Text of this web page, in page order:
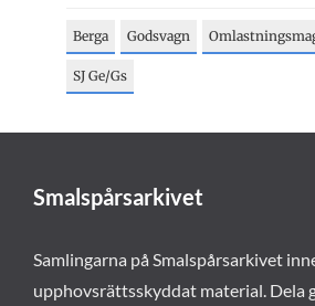
Berga Godsvagn
SJ Ge/Gs
Smalspårsarkivet
Samlingarna på Smalspårsarkivet
upphovsrättsskyddat material. Dela